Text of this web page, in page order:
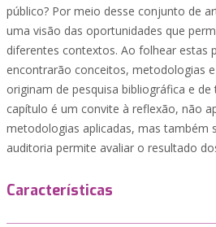
público? Por meio desse conjunto de
uma visão das oportunidades que
diferentes contextos. Ao folhear estas
encontrarão conceitos, metodologias
originam de pesquisa bibliográfica e
capítulo é um convite à reflexão, não
metodologias aplicadas, mas também
auditoria permite avaliar o resultado
Características